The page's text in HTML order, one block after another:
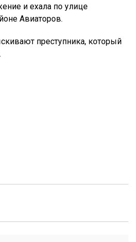
и ехала по улице
Авиаторов.
преступника, который